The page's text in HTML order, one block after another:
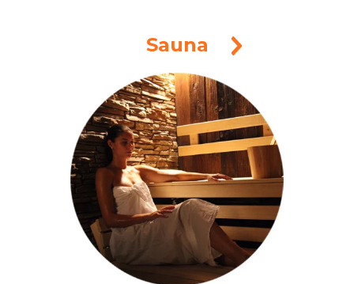
Sauna